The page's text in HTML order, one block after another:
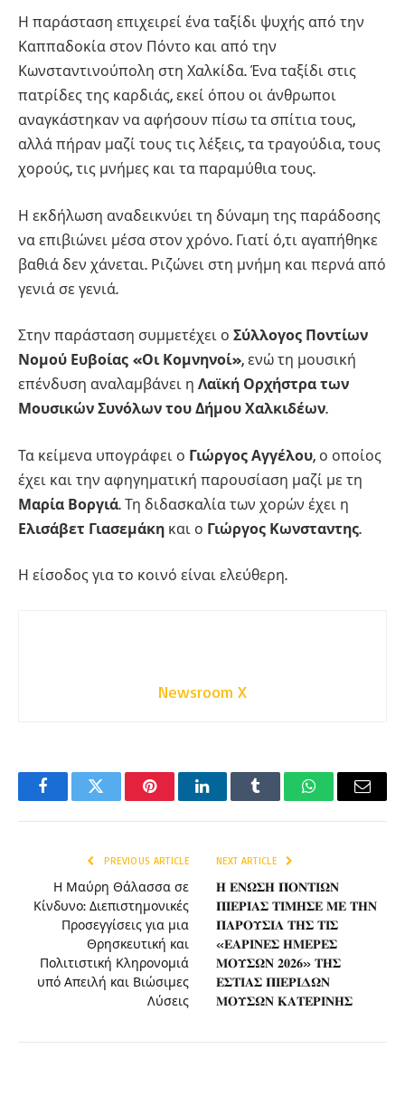
Η παράσταση επιχειρεί ένα ταξίδι ψυχής από την
Καππαδοκία στον Πόντο και από την
Κωνσταντινούπολη στη Χαλκίδα. Ένα ταξίδι στις
πατρίδες της καρδιάς, εκεί όπου οι άνθρωποι
αναγκάστηκαν να αφήσουν πίσω τα σπίτια τους,
αλλά πήραν μαζί τους τις λέξεις, τα τραγούδια, τους
χορούς, τις μνήμες και τα παραμύθια τους.
Η εκδήλωση αναδεικνύει τη δύναμη της παράδοσης
να επιβιώνει μέσα στον χρόνο. Γιατί ό,τι αγαπήθηκε
βαθιά δεν χάνεται. Ριζώνει στη μνήμη και περνά από
γενιά σε γενιά.
Στην παράσταση συμμετέχει ο Σύλλογος Ποντίων
Νομού Ευβοίας «Οι Κομνηνοί», ενώ τη μουσική
επένδυση αναλαμβάνει η Λαϊκή Ορχήστρα των
Μουσικών Συνόλων του Δήμου Χαλκιδέων.
Τα κείμενα υπογράφει ο Γιώργος Αγγέλου, ο οποίος
έχει και την αφηγηματική παρουσίαση μαζί με τη
Μαρία Βοργιά. Τη διδασκαλία των χορών έχει η
Ελισάβετ Γιασεμάκη και ο Γιώργος Κωνσταντης.
Η είσοδος για το κοινό είναι ελεύθερη.
Newsroom X
FacebookTwitter PinterestLinkedInTumblr WhatsAppEmail
PREVIOUS ARTICLE
Η Μαύρη Θάλασσα σε
Κίνδυνο: Διεπιστημονικές
Προσεγγίσεις για μια
Θρησκευτική και
Πολιτιστική Κληρονομιά
υπό Απειλή και Βιώσιμες
Λύσεις
NEXT ARTICLE
𝚮 𝚬𝚴𝛀𝚺𝚮 𝚷𝚶𝚴𝚻𝚰𝛀𝚴
𝚷𝚰𝚬𝚸𝚰𝚨𝚺 𝚻𝚰𝚳𝚮𝚺𝚬 𝚳𝚬 𝚻𝚮𝚴
𝚷𝚨𝚸𝚶𝚼𝚺𝚰𝚨 𝚻𝚮𝚺 𝚻𝚰𝚺
«𝚬𝚨𝚸𝚰𝚴𝚬𝚺 𝚮𝚳𝚬𝚸𝚬𝚺
𝚳𝚶𝚼𝚺𝛀𝚴 𝟐𝟎𝟐𝟔» 𝚻𝚮𝚺
𝚬𝚺𝚻𝚰𝚨𝚺 𝚷𝚰𝚬𝚸𝚰𝚫𝛀𝚴
𝚳𝚶𝚼𝚺𝛀𝚴 𝚱𝚨𝚻𝚬𝚸𝚰𝚴𝚮𝚺